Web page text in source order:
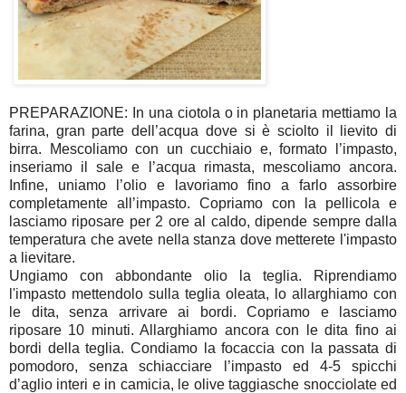
PREPARAZIONE: In una ciotola o in planetaria mettiamo la
farina, gran parte dell’acqua dove si è sciolto il lievito di
birra. Mescoliamo con un cucchiaio e, formato l’impasto,
inseriamo il sale e l’acqua rimasta, mescoliamo ancora.
Infine, uniamo l’olio e lavoriamo fino a farlo assorbire
completamente all’impasto. Copriamo con la pellicola e
lasciamo riposare per 2 ore al caldo, dipende sempre dalla
temperatura che avete nella stanza dove metterete l'impasto
a lievitare.
Ungiamo con abbondante olio la teglia. Riprendiamo
l'impasto mettendolo sulla teglia oleata, lo allarghiamo con
le dita, senza arrivare ai bordi. Copriamo e lasciamo
riposare 10 minuti. Allarghiamo ancora con le dita fino ai
bordi della teglia. Condiamo la focaccia con la passata di
pomodoro, senza schiacciare l’impasto ed 4-5 spicchi
d’aglio interi e in camicia, le olive taggiasche snocciolate ed